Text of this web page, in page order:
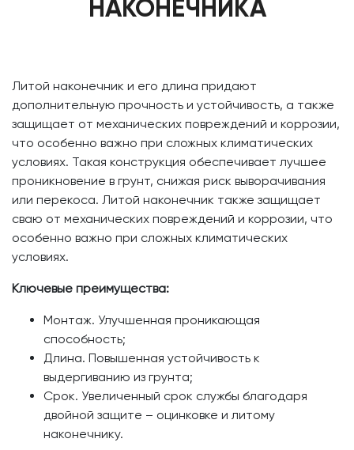
НАКОНЕЧНИКА
Литой наконечник и его длина придают
дополнительную прочность и устойчивость, а также
защищает от механических повреждений и коррозии,
что особенно важно при сложных климатических
условиях. Такая конструкция обеспечивает лучшее
проникновение в грунт, снижая риск выворачивания
или перекоса. Литой наконечник также защищает
сваю от механических повреждений и коррозии, что
особенно важно при сложных климатических
условиях.
Ключевые преимущества:
Монтаж. Улучшенная проникающая
способность;
Длина. Повышенная устойчивость к
выдергиванию из грунта;
Срок. Увеличенный срок службы благодаря
двойной защите – оцинковке и литому
наконечнику.